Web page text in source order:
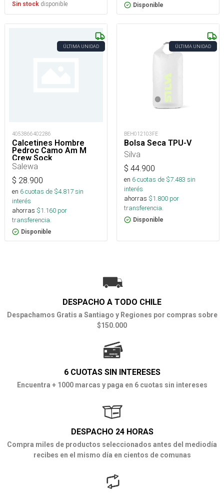
Sin stock disponible Disponible
ÚLTIMA UNIDAD
4053866402286
Calcetines Hombre
Pedroc Camo Am M
Crew Sock
Salewa
$ 28.900
en 6cuotas de $4.817sin
interés
ahorras $1.160 por
transferencia.
Disponible
ÚLTIMA UNIDAD
BEH012103FE
Bolsa Seca TPU-V
Silva
$ 44.900
en 6cuotas de $7.483 sin
interés
ahorras $1.800 por
transferencia.
Disponible
DESPACHO A TODO CHILE
Despachamos Gratis a Santiago y Regiones por compras sobre
$150.000
6 CUOTAS SIN INTERESES
Encuentra + 1000 marcas y paga en 6 cuotas sin intereses
DESPACHO 24 HORAS
Compra miles de productos seleccionados antes del mediodía
recibes en el mismo día en cientos de comunas